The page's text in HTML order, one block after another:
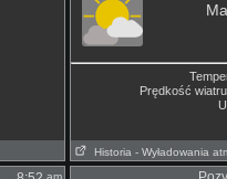
Prędkość
Historia - Wyładowania
am